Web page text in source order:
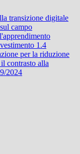
transizione digitale
campo
1.4
per la riduzione
contrasto alla
2024